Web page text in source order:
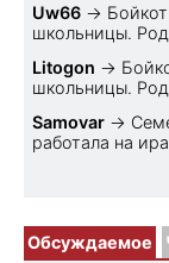
Uw66 →
школьницы.
Litogon →
школьницы.
Samovar →
работала на
Обсуждаемое